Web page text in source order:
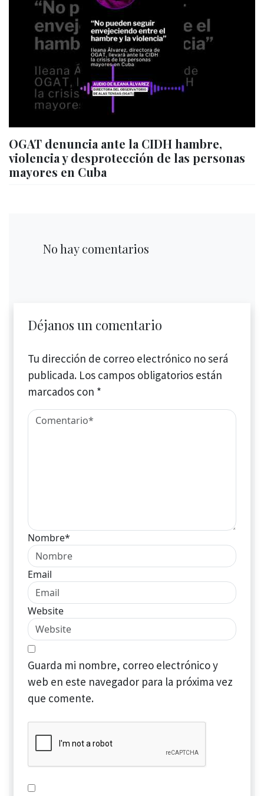
OGAT denuncia ante la CIDH hambre,
violencia y desprotección de las personas
mayores en Cuba
No hay comentarios
Déjanos un comentario
Tu dirección de correo electrónico no será
publicada. Los campos obligatorios están
marcados con *
Nombre*
Email
Website
Guarda mi nombre, correo electrónico y
web en este navegador para la próxima vez
que comente.